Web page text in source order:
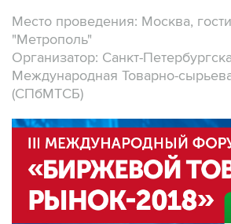
Место проведения: Москва,
"Метрополь"
Организатор: Санкт-
Международная Товарно-
(СПбМТСБ)